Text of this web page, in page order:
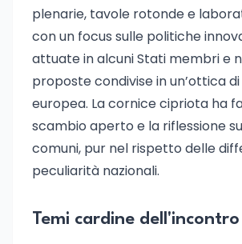
plenarie, tavole rotonde e
con un focus sulle politiche
attuate in alcuni Stati membri e
proposte condivise in un’ottica
europea. La cornice cipriota ha
scambio aperto e la riflessione
comuni, pur nel rispetto delle
peculiarità nazionali.
Temi cardine dell'incontro